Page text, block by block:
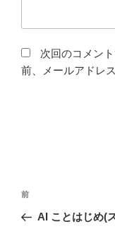
次回のコメン
前、メールアドレ
投
ナ
過
去
前
AI ことはじめ(